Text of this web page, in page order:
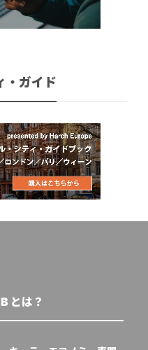
・ガイド
とは？